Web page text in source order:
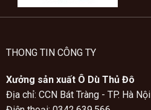
THONG TIN CÔNG TY
Xưởng sản xuất Ô Dù Thủ Đô
Địa chỉ: CCN Bát Tràng - TP. Hà Nội